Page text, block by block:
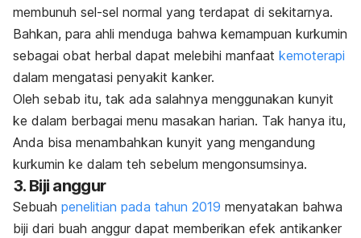
membunuh sel-sel normal yang terdapat di sekitarnya.
Bahkan, para ahli menduga bahwa kemampuan kurkumin
sebagai obat herbal dapat melebihi manfaat kemoterapi
dalam mengatasi penyakit kanker.
Oleh sebab itu, tak ada salahnya menggunakan kunyit
ke dalam berbagai menu masakan harian. Tak hanya itu,
Anda bisa menambahkan kunyit yang mengandung
kurkumin ke dalam teh sebelum mengonsumsinya.
3. Biji anggur
Sebuah penelitian pada tahun 2019 menyatakan bahwa
biji dari buah anggur dapat memberikan efek antikanker